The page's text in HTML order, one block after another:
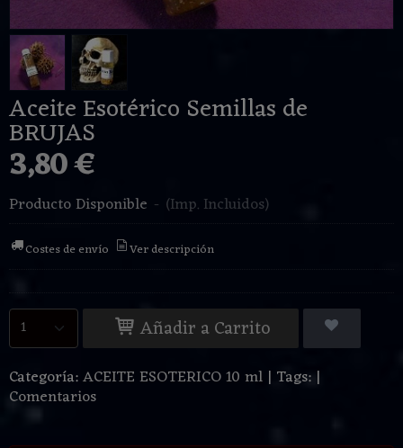
Aceite Esotérico Semillas de
BRUJAS
3,80 €
Producto Disponible - (Imp. Incluidos)
Costes de envío Ver descripción
Añadir a Carrito
Categoría:ACEITE ESOTERICO 10 ml | Tags: |
Comentarios